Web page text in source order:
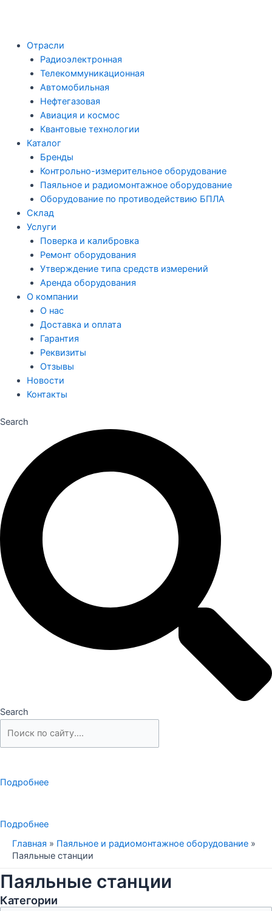
Отрасли
Радиоэлектронная
Телекоммуникационная
Автомобильная
Нефтегазовая
Авиация и космос
Квантовые технологии
Каталог
Бренды
Контрольно-измерительное оборудование
Паяльное и радиомонтажное оборудование
Оборудование по противодействию БПЛА
Склад
Услуги
Поверка и калибровка
Ремонт оборудования
Утверждение типа средств измерений
Аренда оборудования
О компании
О нас
Доставка и оплата
Гарантия
Реквизиты
Отзывы
Новости
Контакты
Search
Search
Подробнее
Подробнее
Главная » Паяльное и радиомонтажное оборудование »
Паяльные станции
Паяльные станции
Категории